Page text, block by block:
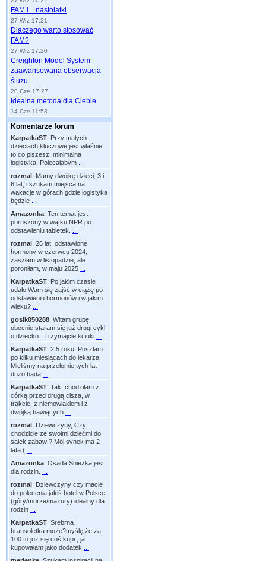
FAM i... nastolatki
27 Wrz 17:21
Dlaczego warto stosować
FAM?
27 Wrz 17:20
Creighton Model System -
zaawansowana obserwacja
śluzu
20 Cze 17:27
Idealna metoda dla Ciebie
14 Cze 11:53
Komentarze forum
KarpatkaST: Przy małych
dzieciach kluczowe jest właśnie
to co piszesz, minimalna
logistyka. Polecałabym
rozmal: Mamy dwójkę dzieci, 3 i
6 lat, i szukam miejsca na
wakacje w górach gdzie logistyka
będzie
Amazonka: Ten temat jest
poruszony w wątku NPR po
odstawieniu tabletek.
rozmal: 26 lat, odstawione
hormony w czerwcu 2024,
zaszłam w listopadzie, ale
poroniłam, w maju 2025
KarpatkaST: Po jakim czasie
udało Wam się zajść w ciążę po
odstawieniu hormonów i w jakim
wieku?
gosik050288: Witam grupę
obecnie staram się już drugi cykl
o dziecko . Trzymajcie kciuki
KarpatkaST: 2,5 roku. Poszłam
po kilku miesiącach do lekarza.
Mieliśmy na przełomie tych lat
dużo bada
KarpatkaST: Tak, chodziłam z
córką przed drugą cisza, w
trakcie, z niemowlakiem i z
dwójką bawiących
rozmal: Dziewczyny, Czy
chodzicie ze swoimi dziećmi do
salek zabaw ? Mój synek ma 2
lata (
Amazonka: Osada Śnieżka jest
dla rodzin.
rozmal: Dziewczyny czy macie
do polecenia jakiś hotel w Polsce
(góry/morze/mazury) idealny dla
rodzin
KarpatkaST: Srebrna
bransoletka moze?myślę że za
100 to już się coś kupi , ja
kupowałam jako dodatek